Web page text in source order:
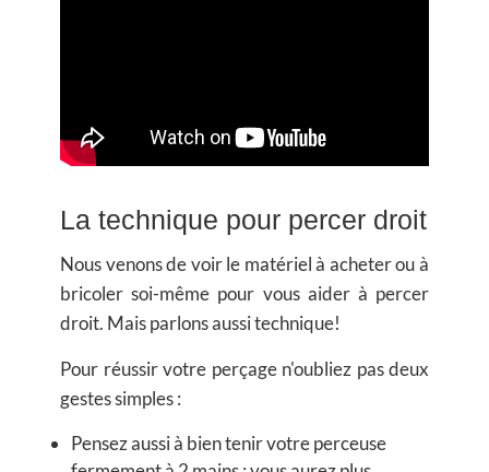
La technique pour percer droit
Nous venons de voir le matériel à acheter ou à
bricoler soi-même pour vous aider à percer
droit. Mais parlons aussi technique!
Pour réussir votre perçage n'oubliez pas deux
gestes simples :
Pensez aussi à bientenir votre perceuse